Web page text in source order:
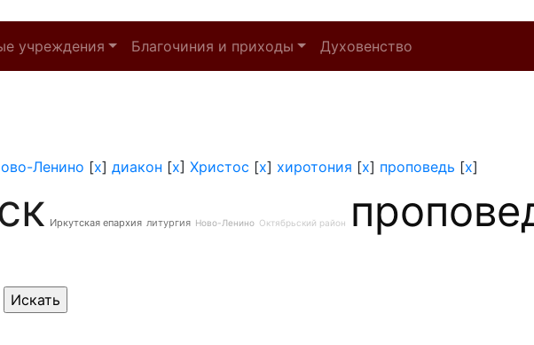
учреждения Благочиния и приходы Духовенство
Ленино [x] диакон [x] Христос [x] хиротония [x] проповедь [x]
Иркутская епархия литургия Ново-Ленино Октябрьский район